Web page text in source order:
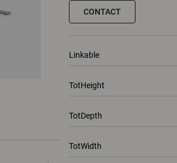
CONTACT
Linkable
TotHeight
TotDepth
TotWidth